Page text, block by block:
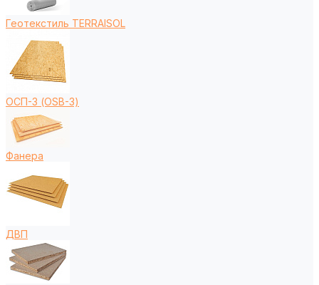
Геотекстиль TERRAISOL
ОСП-3 (OSB-3)
Фанера
ДВП